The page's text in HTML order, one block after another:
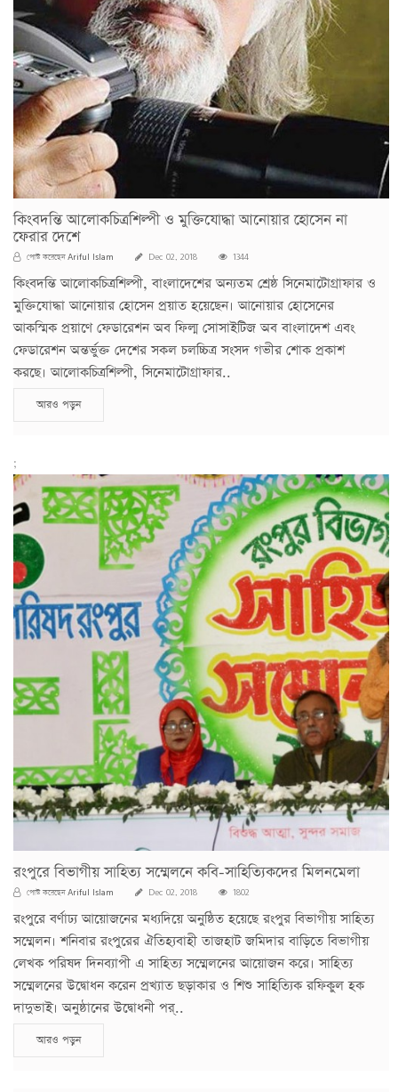
কিংবদন্তি আলোকচিত্রশিল্পী ও মুক্তিযোদ্ধা আনোয়ার হোসেন না
ফেরার দেশে
পোস্ট করেছেনAriful Islam Dec 02, 2018 1344
কিংবদন্তি আলোকচিত্রশিল্পী, বাংলাদেশের অন্যতম শ্রেষ্ঠ সিনেমাটোগ্রাফার ও
মুক্তিযোদ্ধা আনোয়ার হোসেন প্রয়াত হয়েছেন। আনোয়ার হোসেনের
আকস্মিক প্রয়াণে ফেডারেশন অব ফিল্ম সোসাইটিজ অব বাংলাদেশ এবং
ফেডারেশন অন্তর্ভুক্ত দেশের সকল চলচ্চিত্র সংসদ গভীর শোক প্রকাশ
করছে। আলোকচিত্রশিল্পী, সিনেমাটোগ্রাফার..
আরও পড়ুন
;
রংপুরে বিভাগীয় সাহিত্য সম্মেলনে কবি-সাহিত্যিকদের মিলনমেলা
পোস্ট করেছেনAriful Islam Dec 02, 2018 1802
রংপুরে বর্ণাঢ্য আয়োজনের মধ্যদিয়ে অনুষ্ঠিত হয়েছে রংপুর বিভাগীয় সাহিত্য
সম্মেলন। শনিবার রংপুরের ঐতিহ্যবাহী তাজহাট জমিদার বাড়িতে বিভাগীয়
লেখক পরিষদ দিনব্যাপী এ সাহিত্য সম্মেলনের আয়োজন করে। সাহিত্য
সম্মেলনের উদ্বোধন করেন প্রখ্যাত ছড়াকার ও শিশু সাহিত্যিক রফিকুল হক
দাদুভাই। অনুষ্ঠানের উদ্বোধনী পর্..
আরও পড়ুন